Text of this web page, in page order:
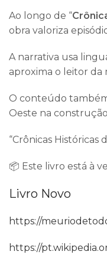
Ao longo de “
obra valoriza
A narrativa usa
aproxima o leitor da
O conteúdo
Oeste na
“Crônicas
📦 Este livro está à
Livro Novo
https://
https://